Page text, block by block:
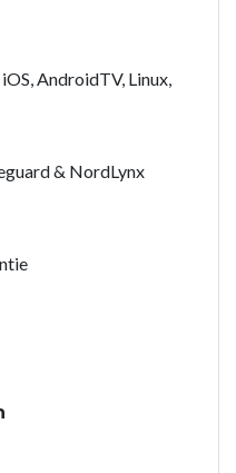
AndroidTV, Linux,
& NordLynx